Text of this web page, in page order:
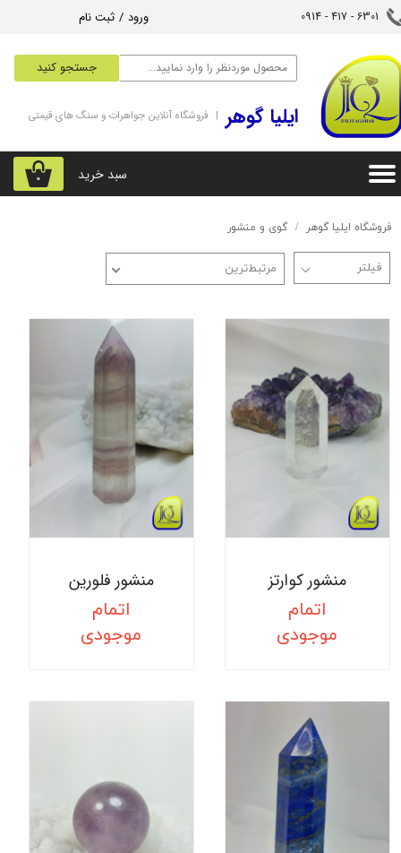
جستجو کنید
ورود / ثبت نام
تغییر گذر واژه
سفارشات
خروج از حساب کاربری
6301 - 417 - 0914​​​​​​​
۰ سبد خرید
‌ایلیا گوهر | فروشگاه آنلاین جواهرات و سنگ های قیمتی
فروشگاه ایلیا گوهر گوی و منشور
مرتبط‌ترین
منشور کوارتز
اتمام
موجودی
منشور فلورین
اتمام
موجودی